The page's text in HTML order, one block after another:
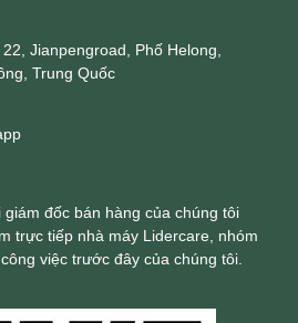
Jianpengroad, Phố Helong,
Trung Quốc
đốc bán hàng của chúng tôi
trực tiếp nhà máy Lidercare, nhóm
việc trước đây của chúng tôi.